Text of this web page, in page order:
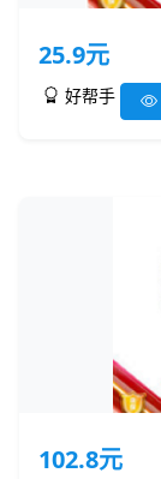
25.9元
好帮手
102.8元